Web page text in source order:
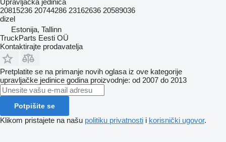
Upravljačka jedinica
20815236 20744286 23162636 20589036
dizel
Estonija, Tallinn
TruckParts Eesti OÜ
Kontaktirajte prodavatelja
Pretplatite se na primanje novih oglasa iz ove kategorije
upravljačke jedinice godina proizvodnje: od 2007 do 2013
Potpišite se
Klikom pristajete na našu politiku privatnosti i korisnički ugovor.